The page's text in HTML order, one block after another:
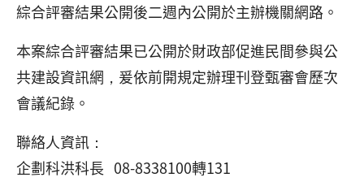
綜合評審結果公開後二週內公開於主辦機關網路。
本案綜合評審結果已公開於財政部促進民間參與公
共建設資訊網，爰依前開規定辦理刊登甄審會歷次
會議紀錄。
聯絡人資訊：
企劃科洪科長 08-8338100轉131